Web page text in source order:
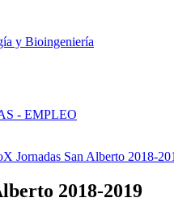
y Bioingeniería
- EMPLEO
X Jornadas San Alberto 2018-
2018-2019